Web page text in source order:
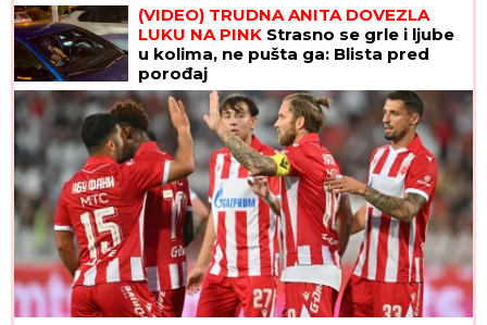
(VIDEO) TRUDNA ANITA DOVEZLA
LUKU NA PINK Strasno se grle i ljube
u kolima, ne pušta ga: Blista pred
porođaj